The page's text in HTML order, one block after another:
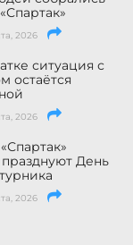
2026
ситуация с
остаётся
2026
празднуют День
2026